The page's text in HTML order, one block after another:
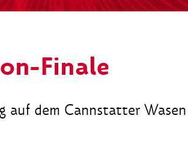
Finale
auf dem Cannstatter Wasen